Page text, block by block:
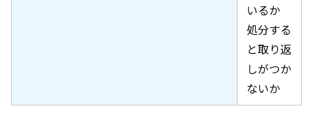
いるか
処分する
と取り返
しがつか
ないか